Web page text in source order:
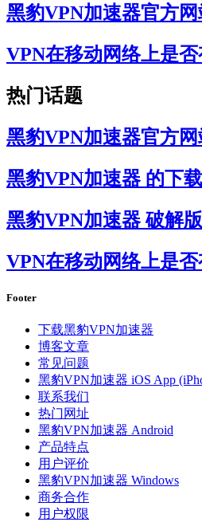
黑豹VPN加速器官方
VPN在移动网络上是否
热门话题
黑豹VPN加速器官方
黑豹VPN加速器 的下
黑豹VPN加速器 破解
VPN在移动网络上是否
Footer
下载黑豹VPN加速器
博客文章
常见问题
黑豹VPN加速器 iOS App
联系我们
热门网址
黑豹VPN加速器 Android
产品特点
用户评价
黑豹VPN加速器 Windows
商务合作
用户权限